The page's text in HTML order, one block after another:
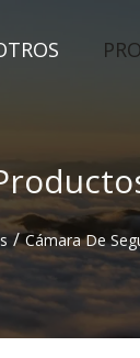
/ Cámara De